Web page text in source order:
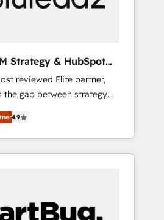
スのサイロ化を、CRMを軸と
化・自動化まで。全Hub統合
計、グループ横断のCRM統
築
グ業務の一部をAIが自律実
を設計・実装。Breeze・
と連携させ、役割定義・運
まで含めて設計します。 3️⃣
「設定の代行ではなく、設計
け、部門横断の統合・浸透・
Strategy & HubSpot
reviewed Elite partner,
the gap between strategy
Operating System (GTM
leadership and engineer a
predictable revenue
"accelerating a mess." ⚙️
4.9